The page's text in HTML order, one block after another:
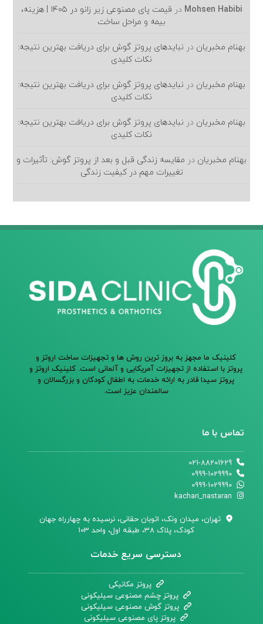
Mohsen Habibi در
قیمت پای مصنوعی زیر زانو در ۱۴۰۵ | هزینه،
بیمه و مراحل ساخت
بهنام مخبریان در نبایدهای پروتز گوش برای دریافت بهترین نتیجه:
نکات کلیدی
بهنام مخبریان در نبایدهای پروتز گوش برای دریافت بهترین نتیجه:
نکات کلیدی
بهنام مخبریان در نبایدهای پروتز گوش برای دریافت بهترین نتیجه:
نکات کلیدی
بهنام مخبریان در مقایسه زندگی قبل و بعد از پروتز گوش: تأثیرات و
تغییرات مهم در کیفیت زندگی
کلینیک ما مجهز به بروز ترین روش ها و تجهیزات ساخت اروتز و
پروتز با استفاده از تجهیزات آمریکایی و آلمانی است. کلینیک اروتز و
پروتز سیدا قادر به ارائه خدمات به اطفال کودکان و بزرگسالان و
سالمندان عزیز است.
تماس با ما
021-88201629
0999-1029990
0999-1029990
kachari_nastaran
تهران،‌ میدان ونک، اتوبان حقانی، نرسیده به چهارراه جهان
کودک، پلاک 38، طبقه اول، واحد 103
دسترسی سریع خدمات
پروتز مکانیکی
پروتز چشم مصنوعی سیلیکونی
پروتز گوش مصنوعی سیلیکونی
پروتز پای مصنوعی سیلیکونی